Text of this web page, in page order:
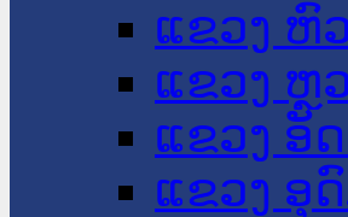
ແຂວງ ຫົ
ແຂວງ ຫຼ
ແຂວງ ອັ
ແຂວງ ອຸ